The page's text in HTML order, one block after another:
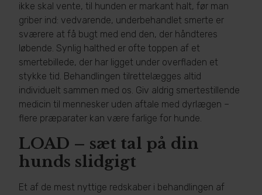
ikke skal vente, til hunden er markant halt, før man
griber ind: vedvarende, underbehandlet smerte er
sværere at få bugt med end den, der håndteres
løbende. Synlig halthed er ofte toppen af et
smertebillede, der har ligget under overfladen et
stykke tid. Behandlingen tilrettelægges altid
individuelt sammen med os. Giv aldrig smertestillende
medicin til mennesker uden aftale med dyrlægen –
flere præparater kan være farlige for hunde.
LOAD – sæt tal på din
hunds slidgigt
Et af de mest nyttige redskaber i behandlingen af